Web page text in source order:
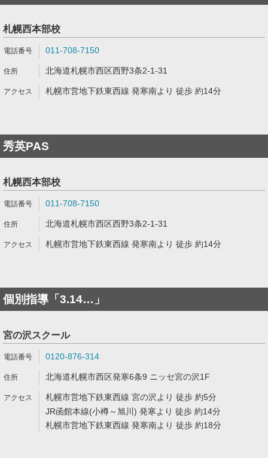
札幌西本部校
011-708-7150
北海道札幌市西区西野3条2-1-31
札幌市営地下鉄東西線 発寒南より 徒歩 約14分
秀英PAS
札幌西本部校
011-708-7150
北海道札幌市西区西野3条2-1-31
札幌市営地下鉄東西線 発寒南より 徒歩 約14分
個別指導「3.14…」
宮の沢スクール
0120-876-314
北海道札幌市西区発寒6条9 ニッセ宮の沢1F
札幌市営地下鉄東西線 宮の沢より 徒歩 約5分
JR函館本線(小樽～旭川) 発寒より 徒歩 約14分
札幌市営地下鉄東西線 発寒南より 徒歩 約18分